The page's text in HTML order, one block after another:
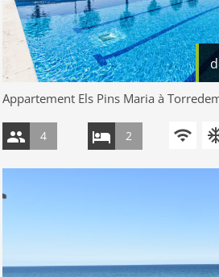
Appartement Els Pins Maria à
4 2